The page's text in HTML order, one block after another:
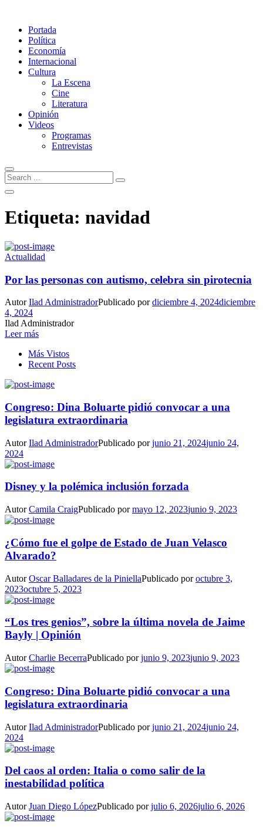
Portada
Política
Economía
Internacional
Cultura
La Escena
Cine
Literatura
Opinión
Videos
Programas
Entrevistas
Etiqueta: navidad
Actualidad
Por las personas con autismo, celebra sin pirotecnia
AutorIlad AdministradorPublicado pordiciembre 4, 2024diciembre
4, 2024
Ilad Administrador
Leer más
Más Vistos
Recent Posts
Congreso: Dina Boluarte pidió convocar a una
legislatura extraordinaria
AutorIlad AdministradorPublicado porjunio 21, 2024junio 24,
2024
Disney y la polémica inclusión forzada
AutorCamila CraigPublicado pormayo 12, 2023junio 9, 2023
¿Cómo fue el golpe de Estado de Juan Velasco
Alvarado?
AutorOscar Balladares de la PiniellaPublicado poroctubre 3,
2023octubre 5, 2023
“Los tres genios”, sobre la última novela de Jaime
Bayly | Opinión
AutorCharlie BecerraPublicado porjunio 9, 2023junio 9, 2023
Congreso: Dina Boluarte pidió convocar a una
legislatura extraordinaria
AutorIlad AdministradorPublicado porjunio 21, 2024junio 24,
2024
Del caos al orden: Italia o como salir de la
inestabilidad política
AutorJuan Diego LópezPublicado porjulio 6, 2026julio 6, 2026